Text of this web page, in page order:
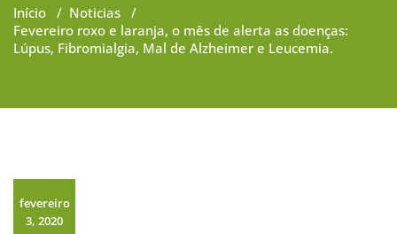
Início / Noticias /
Fevereiro roxo e laranja, o mês de alerta as doenças:
Lúpus, Fibromialgia, Mal de Alzheimer e Leucemia.
fevereiro
3, 2020